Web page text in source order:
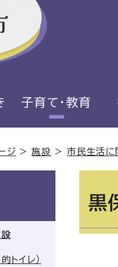
子育て・教育
ジ >施設 >市民生活に
黒
トイレ）